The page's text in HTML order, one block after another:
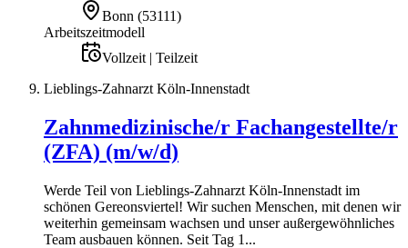
Bonn (53111)
Arbeitszeitmodell
Vollzeit | Teilzeit
Lieblings-Zahnarzt Köln-Innenstadt
Zahnmedizinische/r Fachangestellte/r
(ZFA) (m/w/d)
Werde Teil von Lieblings-Zahnarzt Köln-Innenstadt im
schönen Gereonsviertel! Wir suchen Menschen, mit denen wir
weiterhin gemeinsam wachsen und unser außergewöhnliches
Team ausbauen können. Seit Tag 1...